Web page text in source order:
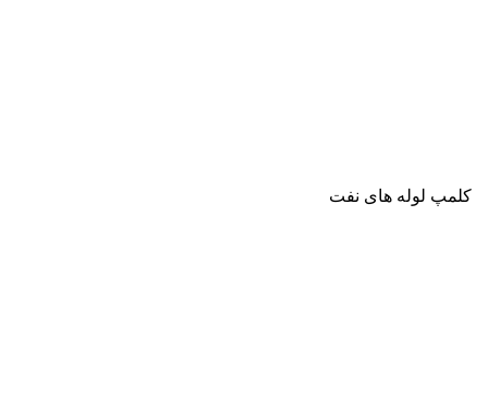
کلمپ لوله های نفت